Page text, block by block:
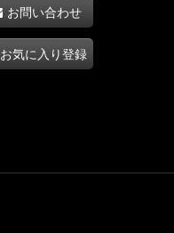
お問い合わせ
お気に入り登録